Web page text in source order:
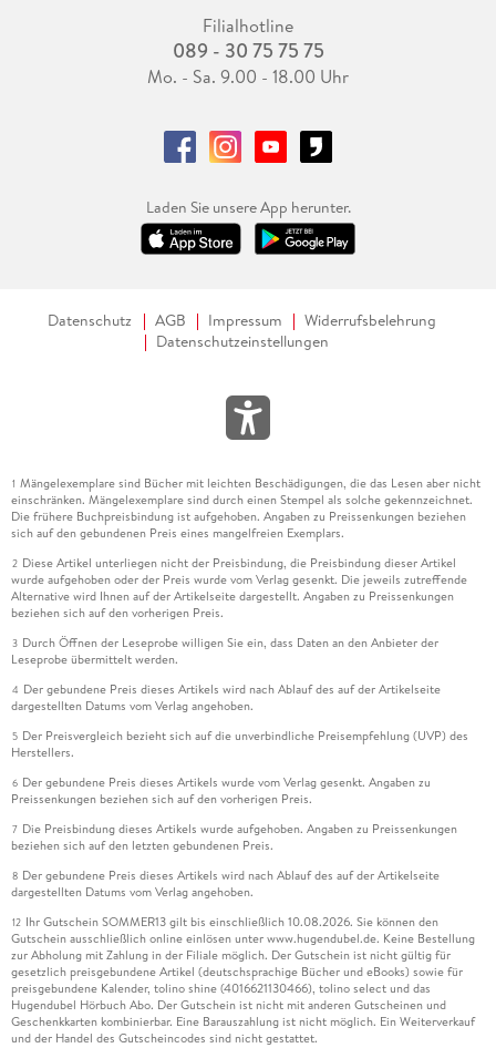
Filialhotline
089 - 30 75 75 75
Mo. - Sa. 9.00 - 18.00 Uhr
Laden Sie unsere App herunter.
Datenschutz AGB Impressum
Widerrufsbelehrung
Datenschutzeinstellungen
1 Mängelexemplare sind Bücher mit leichten Beschädigungen, die das Lesen aber nicht
einschränken. Mängelexemplare sind durch einen Stempel als solche gekennzeichnet.
Die frühere Buchpreisbindung ist aufgehoben. Angaben zu Preissenkungen beziehen
sich auf den gebundenen Preis eines mangelfreien Exemplars.
2 Diese Artikel unterliegen nicht der Preisbindung, die Preisbindung dieser Artikel
wurde aufgehoben oder der Preis wurde vom Verlag gesenkt. Die jeweils zutreffende
Alternative wird Ihnen auf der Artikelseite dargestellt. Angaben zu Preissenkungen
beziehen sich auf den vorherigen Preis.
3 Durch Öffnen der Leseprobe willigen Sie ein, dass Daten an den Anbieter der
Leseprobe übermittelt werden.
4 Der gebundene Preis dieses Artikels wird nach Ablauf des auf der Artikelseite
dargestellten Datums vom Verlag angehoben.
5 Der Preisvergleich bezieht sich auf die unverbindliche Preisempfehlung (UVP) des
Herstellers.
6 Der gebundene Preis dieses Artikels wurde vom Verlag gesenkt. Angaben zu
Preissenkungen beziehen sich auf den vorherigen Preis.
7 Die Preisbindung dieses Artikels wurde aufgehoben. Angaben zu Preissenkungen
beziehen sich auf den letzten gebundenen Preis.
8 Der gebundene Preis dieses Artikels wird nach Ablauf des auf der Artikelseite
dargestellten Datums vom Verlag angehoben.
12 Ihr Gutschein SOMMER13 gilt bis einschließlich 10.08.2026. Sie können den
Gutschein ausschließlich online einlösen unter www.hugendubel.de. Keine Bestellung
zur Abholung mit Zahlung in der Filiale möglich. Der Gutschein ist nicht gültig für
gesetzlich preisgebundene Artikel (deutschsprachige Bücher und eBooks) sowie für
preisgebundene Kalender, tolino shine (4016621130466), tolino select und das
Hugendubel Hörbuch Abo. Der Gutschein ist nicht mit anderen Gutscheinen und
Geschenkkarten kombinierbar. Eine Barauszahlung ist nicht möglich. Ein Weiterverkauf
und der Handel des Gutscheincodes sind nicht gestattet.